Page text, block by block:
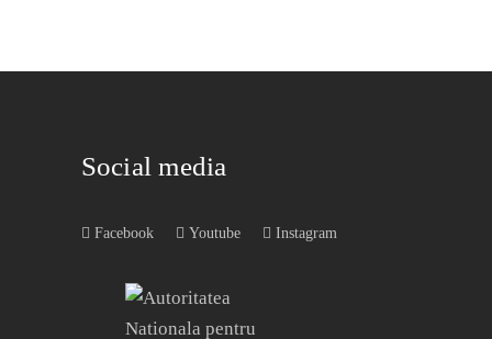
Social media
Facebook Youtube Instagram